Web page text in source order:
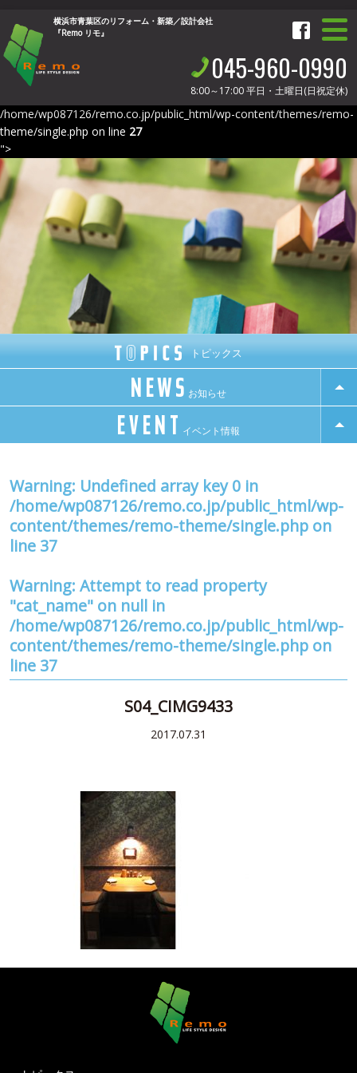
横浜市青葉区のリフォーム・新築／設計会社
『Remo リモ』
045-960-0990
8:00～17:00平日・土曜日(日祝定休)
/home/wp087126/remo.co.jp/public_html/wp-content/themes/remo-
theme/single.php on line 27
">
トピックス
NEWS お知らせ
EVENT イベント情報
Warning: Undefined array key 0 in
/home/wp087126/remo.co.jp/public_html/wp-
content/themes/remo-theme/single.php on
line 37
Warning: Attempt to read property
"cat_name" on null in
/home/wp087126/remo.co.jp/public_html/wp-
content/themes/remo-theme/single.php on
line 37
S04_CIMG9433
2017.07.31